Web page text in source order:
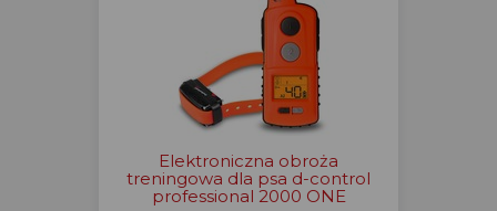
Elektroniczna obroża
treningowa dla psa d-control
professional 2000 ONE